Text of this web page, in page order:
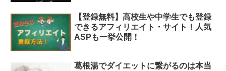
【登録無料】高校生や中学生でも登録
できるアフィリエイト・サイト！人気
ASPも一挙公開！
葛根湯でダイエットに繋がるのは本当